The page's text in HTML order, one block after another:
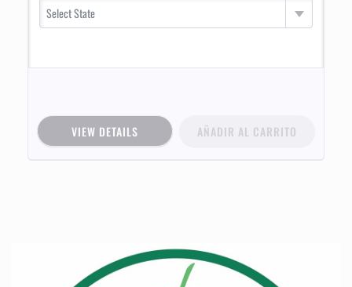
Select State
AÑADIR AL CARRITO
VIEW DETAILS